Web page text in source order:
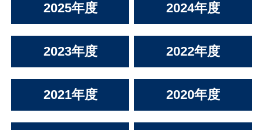
2025年度 2024年度
2023年度 2022年度
2021年度 2020年度